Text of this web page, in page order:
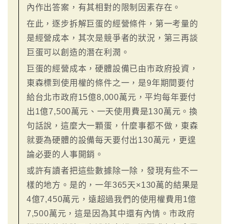
內作出答案，有其相對的限制因素存在。
在此，逐步拆解巨蛋的經營條件，第一考量的
是經營成本，其次是競爭者的狀況，第三再談
巨蛋可以創造的潛在利潤。
巨蛋的經營成本，硬體設備已由市政府投資，
東森標到使用權的條件之一，是9年期間要付
給台北市政府15億8,000萬元，平均每年要付
出1億7,500萬元、一天使用費是130萬元。換
句話說，這麼大一顆蛋，什麼事都不做，東森
就要為硬體的設備每天要付出130萬元，更遑
論必要的人事開銷。
或許有讀者把這些數據除一除，發現有些不一
樣的地方。是的，一年365天×130萬的結果是
4億7,450萬元，遠超過我們的使用權費用1億
7,500萬元，這是因為其中還有內情。市政府